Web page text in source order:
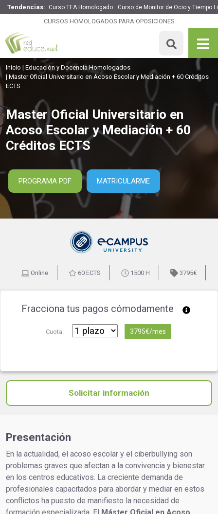
Tendencias: Curso TEA Homologado Curso de Monitor de Ocio y Tiempo
CURSOS HOMOLOGADOS PARA OPOSICIONES
Master Oficial Universitario en Acoso Escolar y Mediación
+ 60 Créditos ECTS
1500 H
MATRICULARME
Inicio
Educación y Docencia Homologados
Master Oficial Universitario en Acoso Escolar y Mediación + 60 Créditos
ECTS
Master Oficial Universitario en
Acoso Escolar y Mediación + 60
Créditos ECTS
PROGRAMA PDF MATRICULARME
Online 60 ECTS 1500 H 3795€
Fracciona tus pagos cómodamente
Cuota: 3795€/mes
Solicitar información
Presentación
En la actualidad, el acoso escolar y el ciberbullying son
problemas graves que afectan a la convivencia y bienestar
en los centros educativos. La creciente demanda de
profesionales capacitados para abordar y mediar en estos
conflictos ha puesto de manifiesto la necesidad de